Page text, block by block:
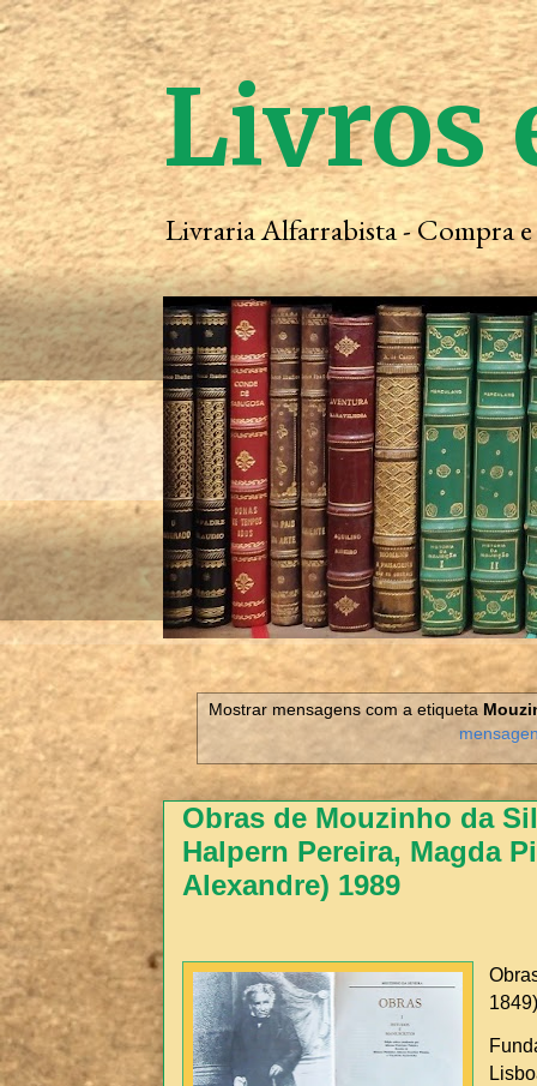
Livros
Livraria Alfarrabista - Compra
Mostrar mensagens com a etiqueta
Obras de Mouzinho da
Halpern Pereira, Magda
Alexandre) 1989
1849)